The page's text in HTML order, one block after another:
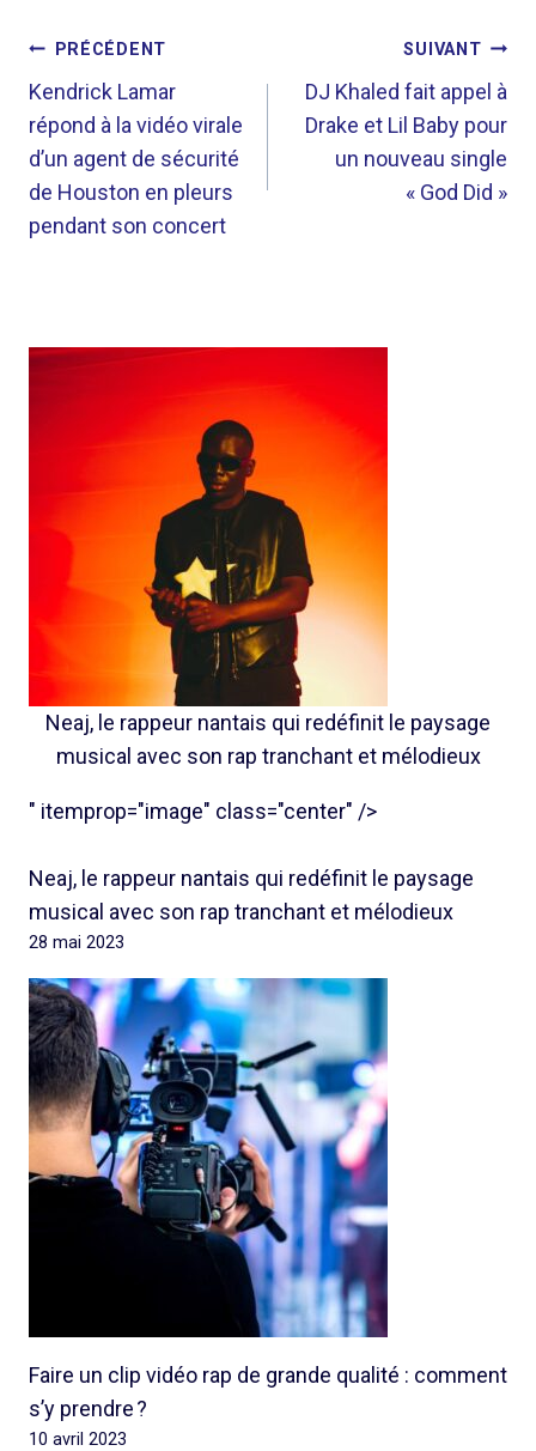
NAVIGATION
DE
L’ARTICLE
PRÉCÉDENT
Kendrick Lamar
répond à la vidéo virale
d’un agent de sécurité
de Houston en pleurs
pendant son concert
SUIVANT
DJ Khaled fait appel à
Drake et Lil Baby pour
un nouveau single
« God Did »
Neaj, le rappeur nantais qui redéfinit le paysage
musical avec son rap tranchant et mélodieux
" itemprop="image" class="center" />
Neaj, le rappeur nantais qui redéfinit le paysage
musical avec son rap tranchant et mélodieux
28 mai 2023
Faire un clip vidéo rap de grande qualité : comment
s’y prendre ?
10 avril 2023